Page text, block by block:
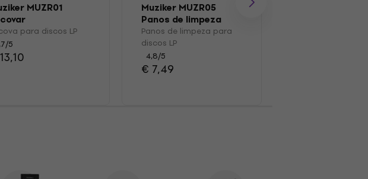
MUZR01
para discos LP
/5
Muziker MUZR05
Panos de limpeza
para discos LP
Panos de limpeza para
discos LP
4,8/5
€ 7,49